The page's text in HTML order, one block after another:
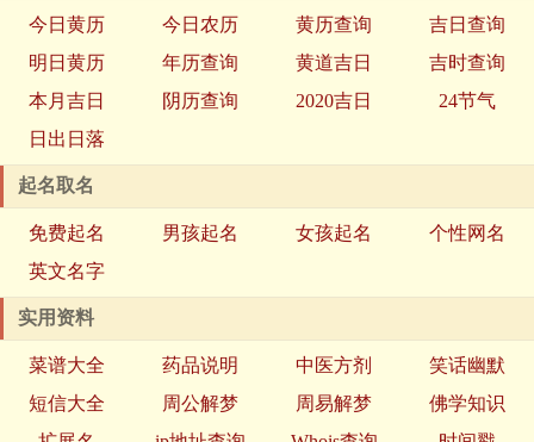
今日黄历 今日农历 黄历查询
吉日查询
明日黄历
年历查询 黄道吉日
吉时查询
本月吉日
阴历查询 2020吉日
24节气
日出日落
起名取名
免费起名 男孩起名 女孩起名
个性网名
英文名字
实用资料
菜谱大全 药品说明 中医方剂
笑话幽默
短信大全
周公解梦 周易解梦
佛学知识